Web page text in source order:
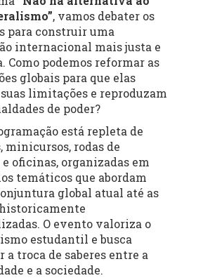
, vamos debater os
para construir uma
internacional mais justa e
Como podemos reformar as
globais para que elas
limitações e reproduzam
de poder?
está repleta de
minicursos, rodas de
oficinas, organizadas em
temáticos que abordam
global atual até as
O evento valoriza o
estudantil e busca
a troca de saberes entre a
e a sociedade.